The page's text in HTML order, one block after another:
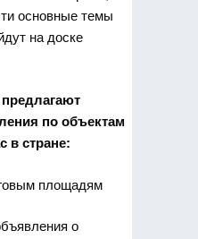
основные темы
на доске
по объектам
в стране:
площадям
о